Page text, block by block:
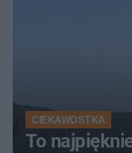
CIEKAWOSTKA
To